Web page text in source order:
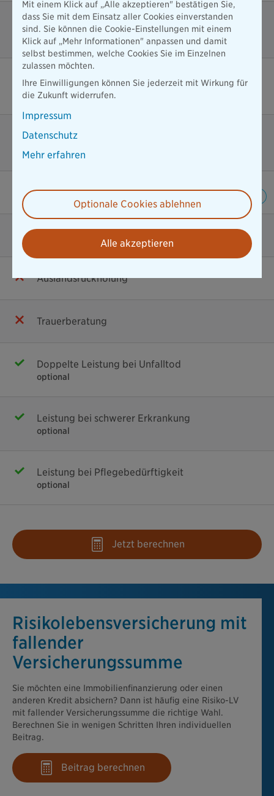
Regelmäßige Dynamisierung von Leistung &
Beitrag möglich
Ereignisunabhängige
Nachversicherungsgarantie
Kinder-, Bau-, Hochzeits-,
Existenzgründungsboni
Soforthilfe bei Tod
Auslandsrückholung
Trauerberatung
Doppelte Leistung bei Unfalltod
optional
Leistung bei schwerer Erkrankung
optional
Leistung bei Pflegebedürftigkeit
optional
Jetzt berechnen
Risikolebens­versicherung mit
fallender
Versicherungssumme
Sie möchten eine Immobilienfinanzierung oder einen
anderen Kredit absichern? Dann ist häufig eine Risiko-LV
mit fallender Versicherungssumme die richtige Wahl.
Berechnen Sie in wenigen Schritten Ihren individuellen
Beitrag.
Beitrag berechnen
Mit einem Klick auf „Alle akzeptieren" bestätigen Sie,
dass Sie mit dem Einsatz aller Cookies einverstanden
sind. Sie können die Cookie-Einstellungen mit einem
Klick auf „Mehr Informationen" anpassen und damit
selbst bestimmen, welche Cookies Sie im Einzelnen
zulassen möchten.
Ihre Einwilligungen können Sie jederzeit mit Wirkung für
die Zukunft widerrufen.
Impressum
Datenschutz
Mehr erfahren
Optionale Cookies ablehnen
Alle akzeptieren